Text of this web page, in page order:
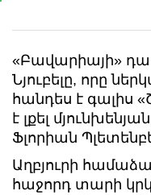
«Բավարիայի»
Նյուբելը, որը
հանդես է գալիս
է լքել
Ֆլորիան
Աղբյուրի
հաջորդ տարի